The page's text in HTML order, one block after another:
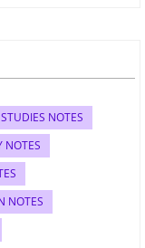
NOTES
NOTES
NOTES